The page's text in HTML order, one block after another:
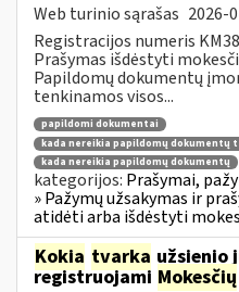
Web turinio sąrašas 2026-
Registracijos numeris
Prašymas išdėstyti
Papildomų dokumentų
tenkinamos visos...
papildomi dokumentai
kada nereikia papildomų dokumentų
kada nereikia papildomų dokumentų
kategorijos: Prašymai,
» Pažymų užsakymas ir
atidėti arba išdėstyti
Kokia tvarka užsienio
registruojami Mokesčių